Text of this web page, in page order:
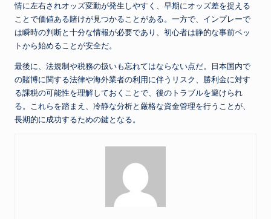
情に左右されオッズ変動が発生しやすく、早期にオッズ差を捉える
ことで価値ある賭けが見つかることがある。一方で、インプレーで
は瞬時の判断と十分な情報が必要であり、初心者は静的な事前ベッ
トから始めることが安全だ。
最後に、法規制や税務の扱いも忘れてはならない点だ。日本国内で
の賭博に関する法律や海外業者の利用に伴うリスク、勝利金に対す
る課税の可能性を理解しておくことで、後のトラブルを避けられ
る。これらを踏まえ、冷静な分析と厳格な資金管理を行うことが、
長期的に成功するための鍵となる。